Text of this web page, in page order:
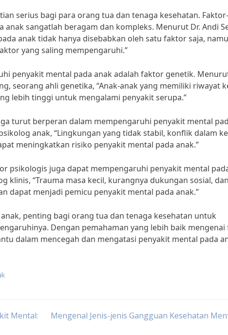
serius bagi para orang tua dan tenaga kesehatan.
sangatlah beragam dan kompleks. Menurut Dr. Andi
anak tidak hanya disebabkan oleh satu faktor saja,
yang saling mempengaruhi.”
penyakit mental pada anak adalah faktor genetik.
seorang ahli genetika, “Anak-anak yang memiliki riwayat
lebih tinggi untuk mengalami penyakit serupa.”
turut berperan dalam mempengaruhi penyakit mental
anak, “Lingkungan yang tidak stabil, konflik dalam
meningkatkan risiko penyakit mental pada anak.”
psikologis juga dapat mempengaruhi penyakit mental
klinis, “Trauma masa kecil, kurangnya dukungan sosial, dan
dapat menjadi pemicu penyakit mental pada anak.”
penting bagi orang tua dan tenaga kesehatan untuk
Dengan pemahaman yang lebih baik
dalam mencegah dan mengatasi penyakit mental pada
Mental:
Mengenal Jenis-jenis Gangguan Kesehatan